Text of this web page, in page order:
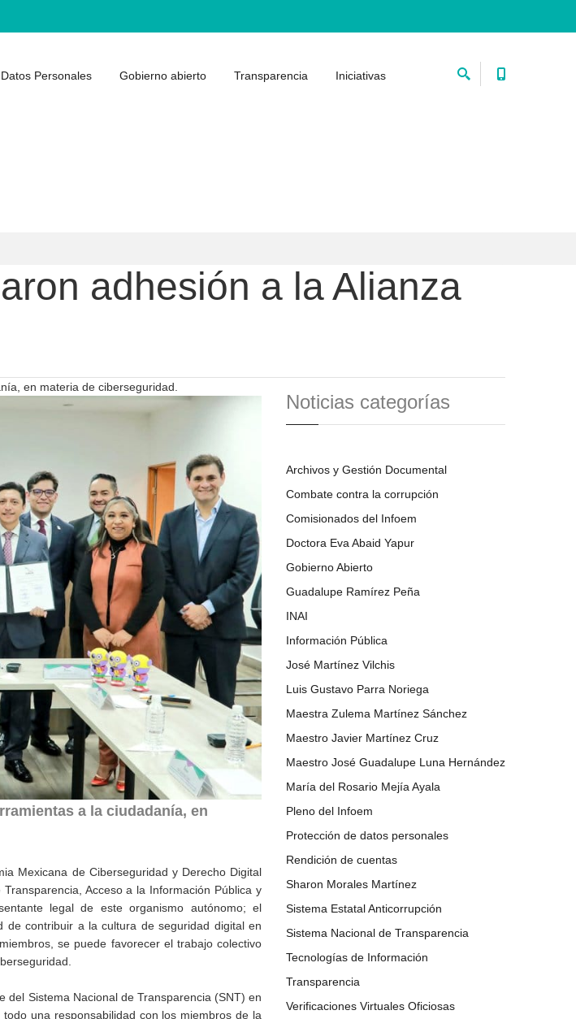
Datos Personales Gobierno abierto Transparencia Iniciativas
adhesión a la Alianza
en materia de ciberseguridad.
a la ciudadanía, en
Mexicana de Ciberseguridad y Derecho Digital
Acceso a la Información Pública y
legal de este organismo autónomo; el
de contribuir a la cultura de seguridad digital en
se puede favorecer el trabajo colectivo
Sistema Nacional de Transparencia (SNT) en
una responsabilidad con los miembros de la
Noticias categorías
Archivos y Gestión Documental
Combate contra la corrupción
Comisionados del Infoem
Doctora Eva Abaid Yapur
Gobierno Abierto
Guadalupe Ramírez Peña
INAI
Información Pública
José Martínez Vilchis
Luis Gustavo Parra Noriega
Maestra Zulema Martínez Sánchez
Maestro Javier Martínez Cruz
Maestro José Guadalupe Luna Hernández
María del Rosario Mejía Ayala
Pleno del Infoem
Protección de datos personales
Rendición de cuentas
Sharon Morales Martínez
Sistema Estatal Anticorrupción
Sistema Nacional de Transparencia
Tecnologías de Información
Transparencia
Verificaciones Virtuales Oficiosas